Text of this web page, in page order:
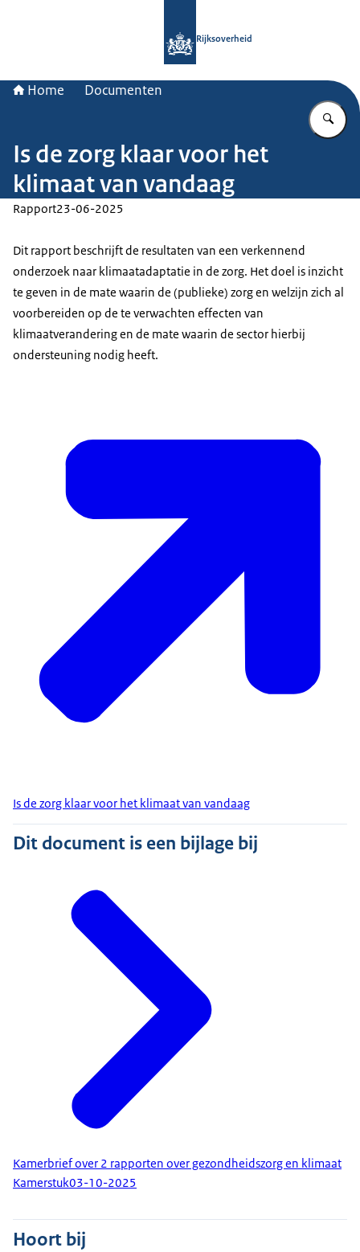
Rijksoverheid
Home Documenten
Is de zorg klaar voor het
klimaat van vandaag
Rapport23-06-2025
Dit rapport beschrijft de resultaten van een verkennend
onderzoek naar klimaatadaptatie in de zorg. Het doel is inzicht
te geven in de mate waarin de (publieke) zorg en welzijn zich al
voorbereiden op de te verwachten effecten van
klimaatverandering en de mate waarin de sector hierbij
ondersteuning nodig heeft.
Is de zorg klaar voor het klimaat van vandaag
Dit document is een bijlage bij
Kamerbrief over 2 rapporten over gezondheidszorg en klimaat
Kamerstuk03-10-2025
Hoort bij